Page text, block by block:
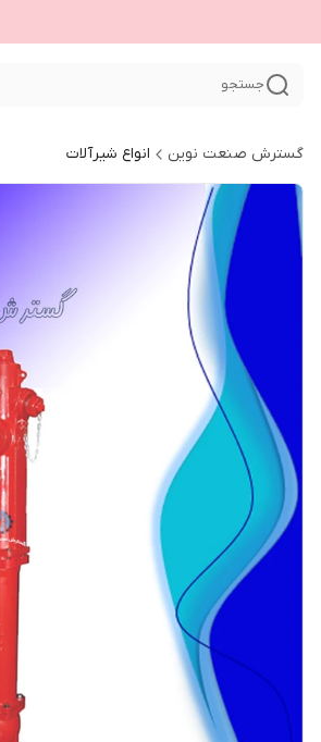
جستجو
گسترش صنعت نوین انواع شیرآلات